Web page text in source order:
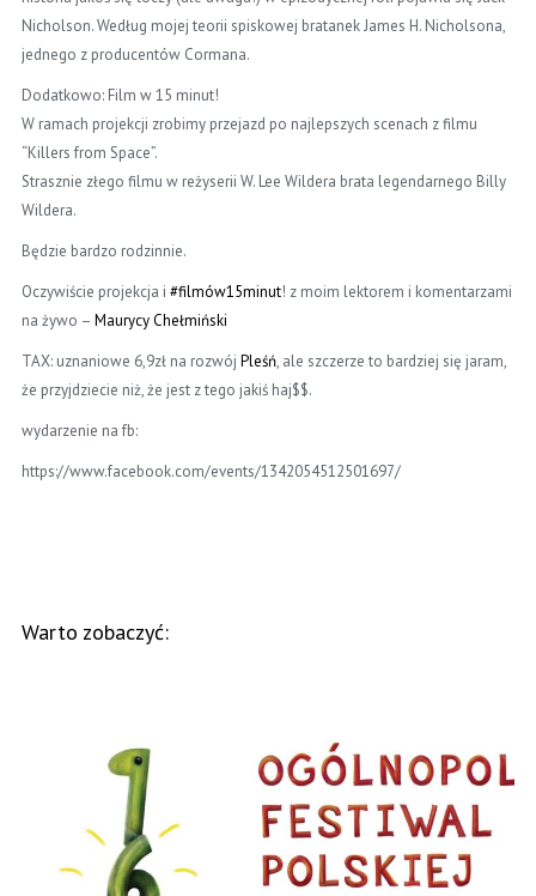
Nicholson. Według mojej teorii spiskowej bratanek James H. Nicholsona,
jednego z producentów Cormana.
Dodatkowo: Film w 15 minut!
W ramach projekcji zrobimy przejazd po najlepszych scenach z filmu
“Killers from Space”.
Strasznie złego filmu w reżyserii W. Lee Wildera brata legendarnego Billy
Wildera.
Będzie bardzo rodzinnie.
Oczywiście projekcja i #filmów15minut! z moim lektorem i komentarzami
na żywo – Maurycy Chełmiński
TAX: uznaniowe 6,9zł na rozwój Pleśń, ale szczerze to bardziej się jaram,
że przyjdziecie niż, że jest z tego jakiś haj$$.
wydarzenie na fb:
https://www.facebook.com/events/1342054512501697/
Warto zobaczyć: